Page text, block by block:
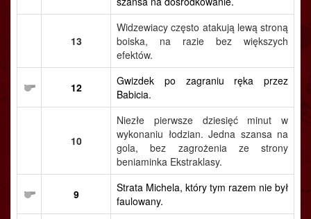
13
Widzewiacy często atakują lewą stroną
boiska, na razie bez większych
efektów.
12
Gwizdek po zagraniu ręka przez
Babicia.
10
Niezłe pierwsze dziesięć minut w
wykonaniu łodzian. Jedna szansa na
gola, bez zagrożenia ze strony
beniaminka Ekstraklasy.
9
Strata Michela, który tym razem nie był
faulowany.